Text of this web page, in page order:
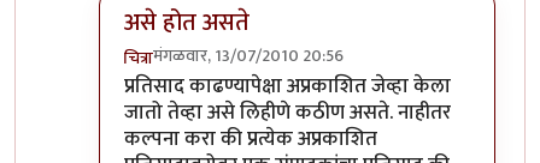
असे होत असते
चित्रामंगळवार, 13/07/2010 20:56
In reply toसहमत आहेbyलंबूटांग
प्रतिसाद काढण्यापेक्षा अप्रकाशित जेव्हा केला
जातो तेव्हा असे लिहीणे कठीण असते. नाहीतर
कल्पना करा की प्रत्येक अप्रकाशित